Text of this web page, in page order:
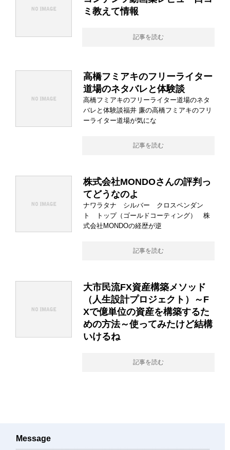
ミ教えて情報
記事を読む
高橋フミアキのフリーライター
道場のネタバレと体験談
高橋フミアキのフリーライター道場のネタ
バレと体験談福井 廉の高橋フミアキのフリ
ーライター道場が気にな
記事を読む
株式会社MONDOさんの評判っ
てどうなのよ
ナワラタナ シルバー クロスペンダン
ト トップ（ゴールドコーティング） 株
式会社MONDOの経歴が逆
記事を読む
大市民流FX資産構築メソッド
（人生設計プロジェクト）～F
Xで億単位の資産を構築するた
めの方法～使ってみたけど結構
いけるね
記事を読む
Message